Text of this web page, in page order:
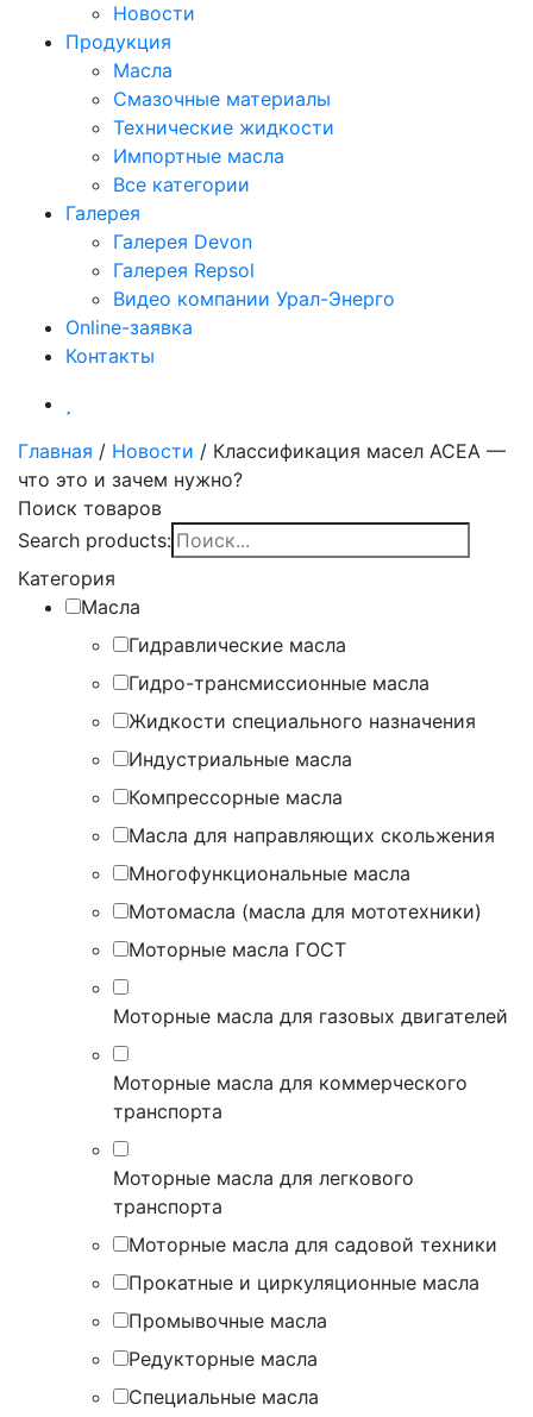
Новости
Продукция
Масла
Смазочные материалы
Технические жидкости
Импортные масла
Все категории
Галерея
Галерея Devon
Галерея Repsol
Видео компании Урал-Энерго
Online-заявка
Контакты
Главная / Новости / Классификация масел ACEA —
что это и зачем нужно?
Поиск товаров
Search products:
Категория
Масла
Гидравлические масла
Гидро-трансмиссионные масла
Жидкости специального назначения
Индустриальные масла
Компрессорные масла
Масла для направляющих скольжения
Многофункциональные масла
Мотомасла (масла для мототехники)
Моторные масла ГОСТ
Моторные масла для газовых двигателей
Моторные масла для коммерческого
транспорта
Моторные масла для легкового
транспорта
Моторные масла для садовой техники
Прокатные и циркуляционные масла
Промывочные масла
Редукторные масла
Специальные масла